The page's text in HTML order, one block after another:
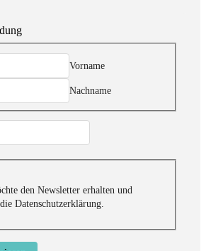
Vorname
Nachname
den Newsletter erhalten und
Datenschutzerklärung.